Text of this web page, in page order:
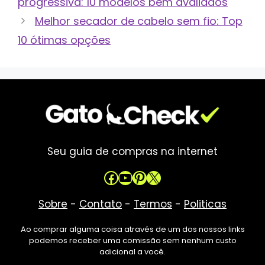
Melhor secador de cabelo sem fio: Top
10 ótimas opções
Seu guia de compras na internet
Facebook
Youtube
Pinterest
X
Sobre - Contato - Termos - Politicas
Ao comprar alguma coisa através de um dos nossos links
podemos receber uma comissão sem nenhum custo
adicional a você.